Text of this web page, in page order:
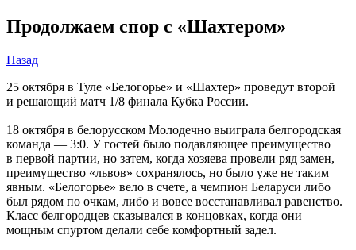
Продолжаем спор с «Шахтером»
Назад
25 октября в Туле «Белогорье» и «Шахтер» проведут второй
и решающий матч 1/8 финала Кубка России.
18 октября в белорусском Молодечно выиграла белгородская
команда — 3:0. У гостей было подавляющее преимущество
в первой партии, но затем, когда хозяева провели ряд замен,
преимущество «львов» сохранялось, но было уже не таким
явным. «Белогорье» вело в счете, а чемпион Беларуси либо
был рядом по очкам, либо и вовсе восстанавливал равенство.
Класс белгородцев сказывался в концовках, когда они
мощным спуртом делали себе комфортный задел.